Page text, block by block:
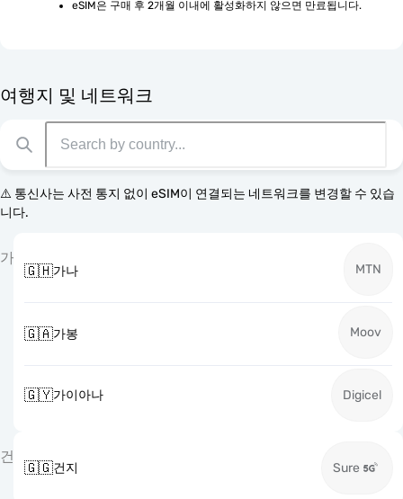
eSIM은 구매 후 2개월 이내에 활성화하지 않으면 만료됩니다.
여행지 및 네트워크
⚠️ 통신사는 사전 통지 없이 eSIM이 연결되는 네트워크를 변경할 수 있습
니다.
가
🇬🇭가나 MTN
🇬🇦가봉 Moov
🇬🇾가이아나 Digicel
건
🇬🇬건지 Sure